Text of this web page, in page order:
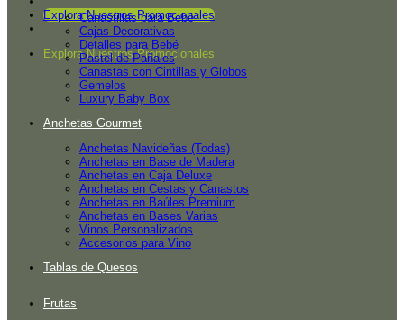
Explora Nuestros Promocionales
Explora Nuestros Promocionales
Canastillas para Bebé
Cajas Decorativas
Detalles para Bebé
Pastel de Pañales
Canastas con Cintillas y Globos
Gemelos
Luxury Baby Box
Anchetas Gourmet
Anchetas Navideñas (Todas)
Anchetas en Base de Madera
Anchetas en Caja Deluxe
Anchetas en Cestas y Canastos
Anchetas en Baúles Premium
Anchetas en Bases Varias
Vinos Personalizados
Accesorios para Vino
Tablas de Quesos
Frutas